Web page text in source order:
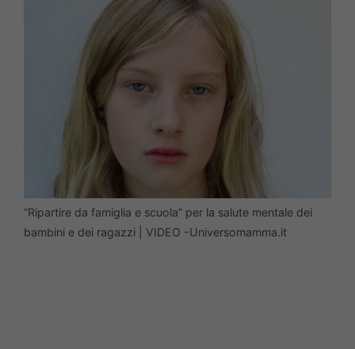
“Ripartire da famiglia e scuola” per la salute mentale dei
bambini e dei ragazzi | VIDEO -Universomamma.it